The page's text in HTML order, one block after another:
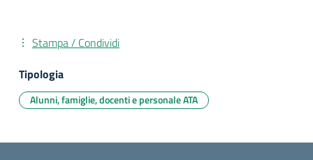
Stampa / Condividi
Tipologia
Alunni, famiglie, docenti e personale ATA